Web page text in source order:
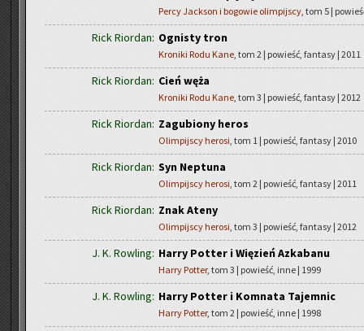
Percy Jackson i bogowie olimpijscy, tom 5 |
Rick Riordan: Ognisty tron
Kroniki Rodu Kane, tom 2 | powieść, fantasy | 2011
Rick Riordan: Cień węża
Kroniki Rodu Kane, tom 3 | powieść, fantasy | 2012
Rick Riordan: Zagubiony heros
Olimpijscy herosi, tom 1 | powieść, fantasy | 2010
Rick Riordan: Syn Neptuna
Olimpijscy herosi, tom 2 | powieść, fantasy | 2011
Rick Riordan: Znak Ateny
Olimpijscy herosi, tom 3 | powieść, fantasy | 2012
J. K. Rowling: Harry Potter i Więzień Azkabanu
Harry Potter, tom 3 | powieść, inne | 1999
J. K. Rowling: Harry Potter i Komnata Tajemnic
Harry Potter, tom 2 | powieść, inne | 1998